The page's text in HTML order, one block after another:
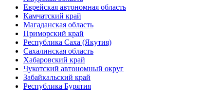
Еврейская автономная область
Камчатский край
Магаданская область
Приморский край
Республика Саха (Якутия)
Сахалинская область
Хабаровский край
Чукотский автономный округ
Забайкальский край
Республика Бурятия